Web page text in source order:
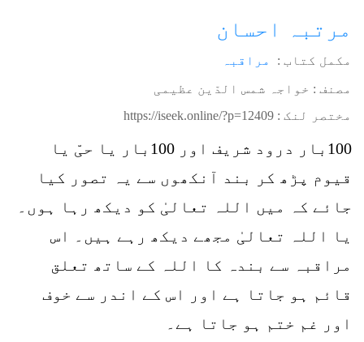
مرتبہ احسان
مکمل کتاب : مراقبہ
مصنف : خواجہ شمس الدّین عظیمی
مختصر لنک : https://iseek.online/?p=12409
100بار درود شریف اور 100بار یا حیّ یا
قیوم پڑھ کر بند آنکھوں سے یہ تصور کیا
جائے کہ میں اللہ تعالیٰ کو دیکھ رہا ہوں۔
یا اللہ تعالیٰ مجھے دیکھ رہے ہیں۔ اس
مراقبہ سے بندہ کا اللہ کے ساتھ تعلق
قائم ہو جاتا ہے اور اس کے اندر سے خوف
اور غم ختم ہو جاتا ہے۔